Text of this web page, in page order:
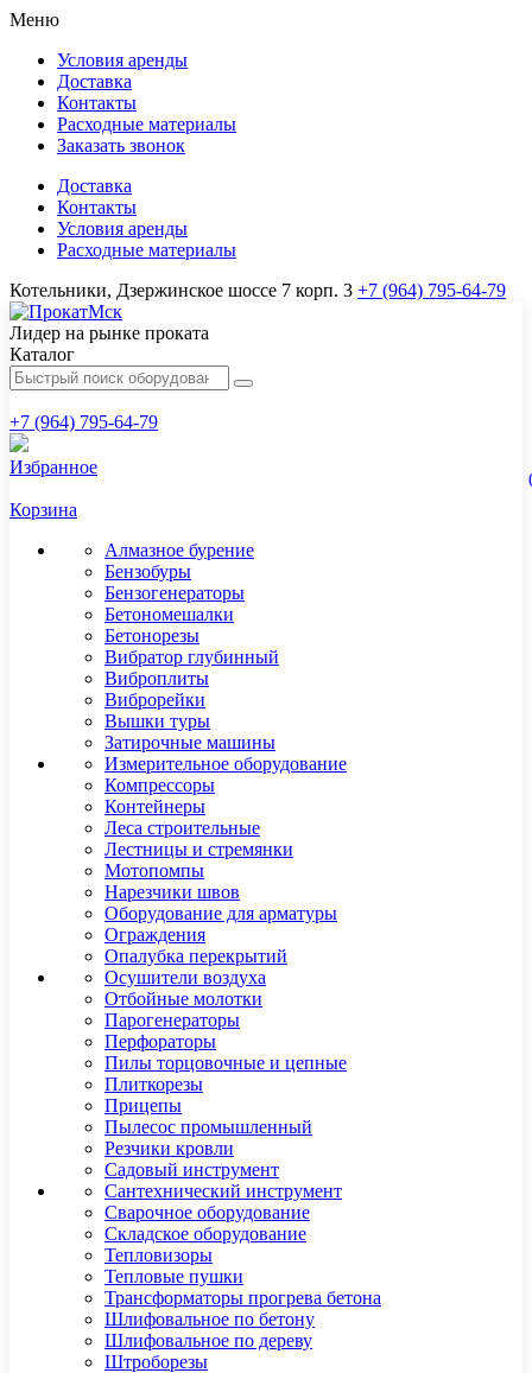
Меню
Условия аренды
Доставка
Контакты
Расходные материалы
Заказать звонок
Доставка
Контакты
Условия аренды
Расходные материалы
Котельники, Дзержинское шоссе 7 корп. 3 +7 (964) 795-64-79
Лидер на рынке проката
Каталог
+7 (964) 795-64-79
Избранное
Корзина
Алмазное бурение
Бензобуры
Бензогенераторы
Бетономешалки
Бетонорезы
Вибратор глубинный
Виброплиты
Виброрейки
Вышки туры
Затирочные машины
Измерительное оборудование
Компрессоры
Контейнеры
Леса строительные
Лестницы и стремянки
Мотопомпы
Нарезчики швов
Оборудование для арматуры
Ограждения
Опалубка перекрытий
Осушители воздуха
Отбойные молотки
Парогенераторы
Перфораторы
Пилы торцовочные и цепные
Плиткорезы
Прицепы
Пылесос промышленный
Резчики кровли
Садовый инструмент
Сантехнический инструмент
Сварочное оборудование
Складское оборудование
Тепловизоры
Тепловые пушки
Трансформаторы прогрева бетона
Шлифовальное по бетону
Шлифовальное по дереву
Штроборезы